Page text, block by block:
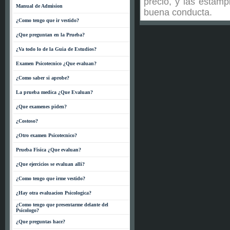
Manual de Admision
¿Como tengo que ir vestido?
¿Que preguntan en la Prueba?
¿Va todo lo de la Guia de Estudios?
Examen Psicotecnico ¿Que evaluan?
¿Como saber si aprobe?
La prueba medica ¿Que Evaluan?
¿Que examenes piden?
¿Costoso?
¿Otro examen Psicotecnico?
Prueba Fisica ¿Que evaluan?
¿Que ejercicios se evaluan alli?
¿Como tengo que irme vestido?
¿Hay otra evaluacion Psicologica?
¿Como tengo que presentarme delante del
Psicologo?
¿Que preguntas hace?
buena conducta.